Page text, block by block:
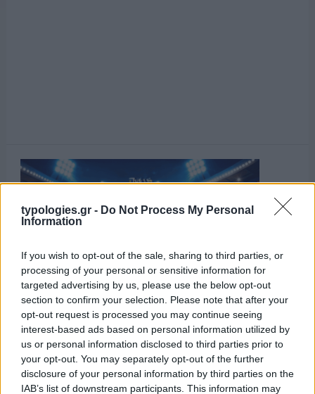
typologies.gr - Do Not Process My Personal
Information
If you wish to opt-out of the sale, sharing to third parties, or
processing of your personal or sensitive information for
targeted advertising by us, please use the below opt-out
section to confirm your selection. Please note that after your
opt-out request is processed you may continue seeing
interest-based ads based on personal information utilized by
us or personal information disclosed to third parties prior to
your opt-out. You may separately opt-out of the further
disclosure of your personal information by third parties on the
IAB’s list of downstream participants. This information may